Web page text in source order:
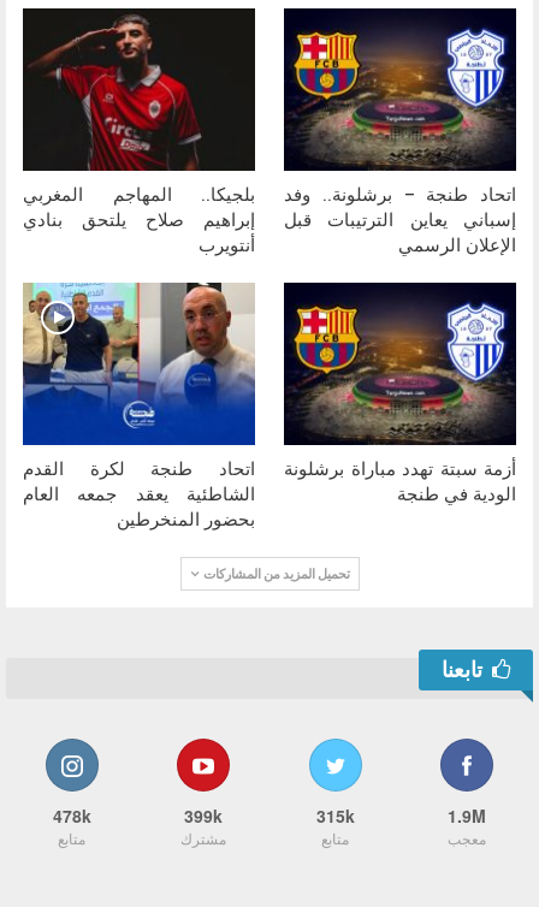
اتحاد طنجة – برشلونة.. وفد
إسباني يعاين الترتيبات قبل
الإعلان الرسمي
بلجيكا.. المهاجم المغربي
إبراهيم صلاح يلتحق بنادي
أنتويرب
أزمة سبتة تهدد مباراة برشلونة
الودية في طنجة
اتحاد طنجة لكرة القدم
الشاطئية يعقد جمعه العام
بحضور المنخرطين
تحميل المزيد من المشاركات
تابعنا
1.9M
معجب
315k
متابع
399k
مشترك
478k
متابع